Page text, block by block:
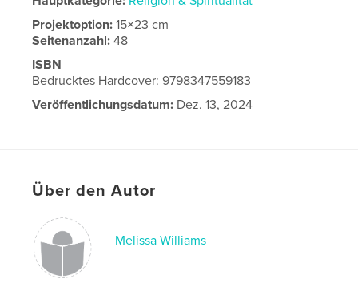
Projektoption:15×23 cm
Seitenanzahl:48
ISBN
Bedrucktes Hardcover: 9798347559183
Veröffentlichungsdatum: Dez. 13, 2024
Über den Autor
Melissa Williams